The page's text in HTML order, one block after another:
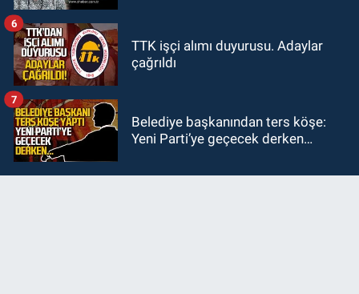
TTK işçi alımı duyurusu. Adaylar
çağrıldı
6
Belediye başkanından ters köşe:
Yeni Parti’ye geçecek derken…
7